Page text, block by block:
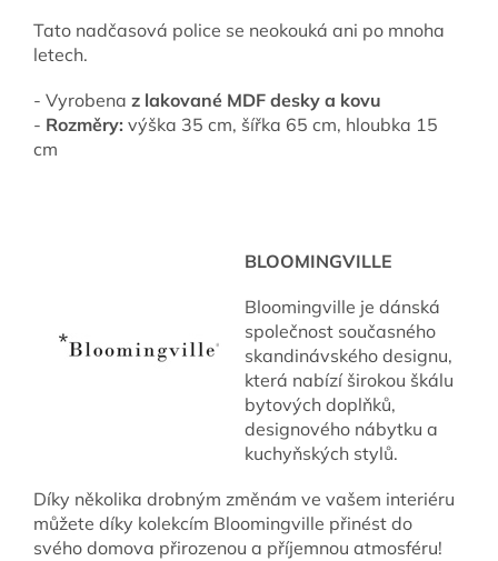
Tato nadčasová police se neokouká ani po mnoha
letech.
- Vyrobena z lakované MDF desky a kovu
- Rozměry: výška 35 cm, šířka 65 cm, hloubka 15
cm
BLOOMINGVILLE
Bloomingville je dánská
společnost současného
skandinávského designu,
která nabízí širokou škálu
bytových doplňků,
designového nábytku a
kuchyňských stylů.
Díky několika drobným změnám ve vašem interiéru
můžete díky kolekcím Bloomingville přinést do
svého domova přirozenou a příjemnou atmosféru!